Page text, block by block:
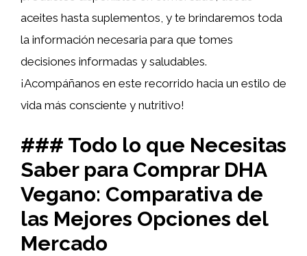
aceites hasta suplementos, y te brindaremos toda
la información necesaria para que tomes
decisiones informadas y saludables.
¡Acompáñanos en este recorrido hacia un estilo de
vida más consciente y nutritivo!
### Todo lo que Necesitas
Saber para Comprar DHA
Vegano: Comparativa de
las Mejores Opciones del
Mercado